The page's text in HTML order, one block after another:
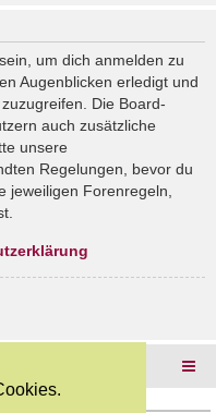
um dich anmelden zu
Augenblicken erledigt und
Die Board-
auch zusätzliche
unsere
Regelungen, bevor du
jeweiligen Forenregeln,